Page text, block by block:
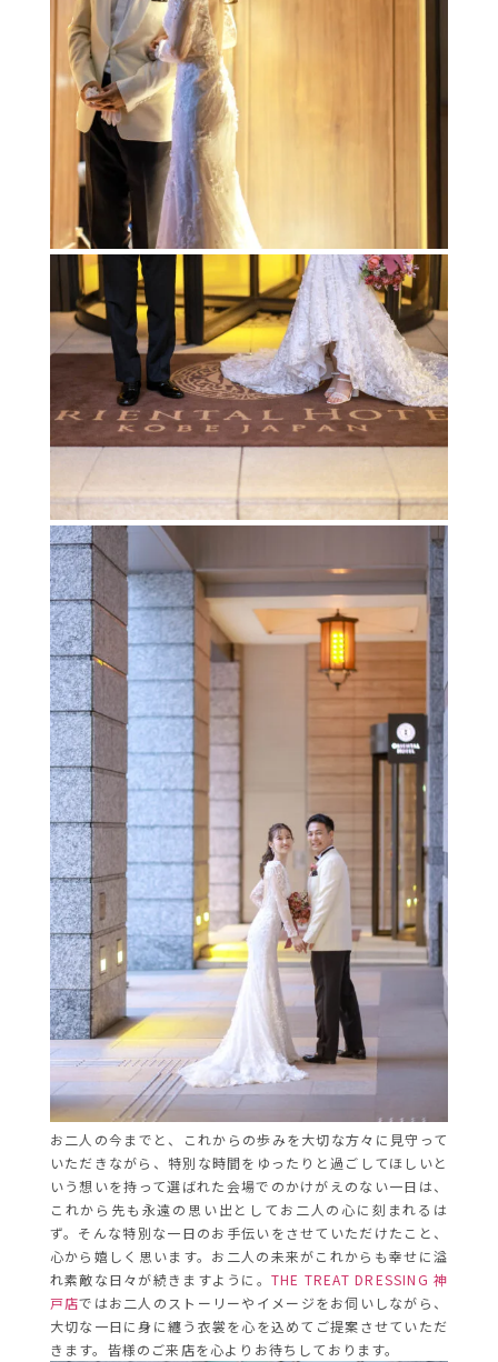
お二人の今までと、これからの歩みを大切な方々に見守って
いただきながら、特別な時間をゆったりと過ごしてほしいと
いう想いを持って選ばれた会場でのかけがえのない一日は、
これから先も永遠の思い出としてお二人の心に刻まれるは
ず。そんな特別な一日のお手伝いをさせていただけたこと、
心から嬉しく思います。お二人の未来がこれからも幸せに溢
れ素敵な日々が続きますように。 THE TREAT DRESSING 神
戸店ではお二人のストーリーやイメージをお伺いしながら、
大切な一日に身に纏う衣裳を心を込めてご提案させていただ
きます。皆様のご来店を心よりお待ちしております。